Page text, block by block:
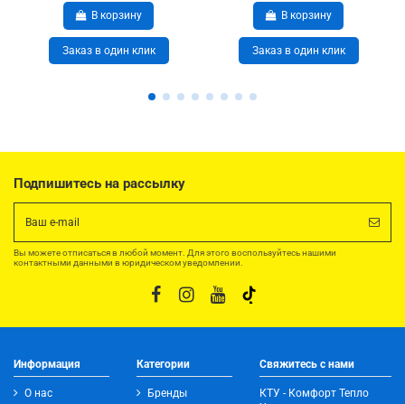
В корзину
Заказ в один клик
В корзину
Заказ в один клик
Подпишитесь на рассылку
Вы можете отписаться в любой момент. Для этого воспользуйтесь нашими
контактными данными в юридическом уведомлении.
Информация
О нас
Категории
Бренды
Свяжитесь с нами
КТУ - Комфорт Тепло